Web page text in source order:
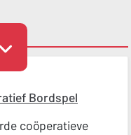
Bordspel
coöperatieve